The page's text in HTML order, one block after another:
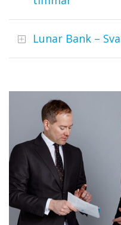
Lunar Bank –